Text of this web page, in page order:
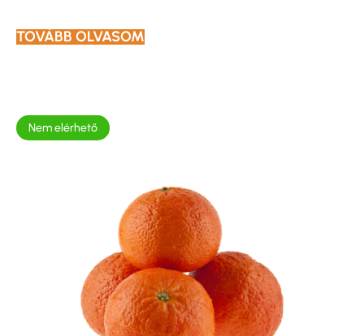
TOVÁBB OLVASOM
Nem elérhető